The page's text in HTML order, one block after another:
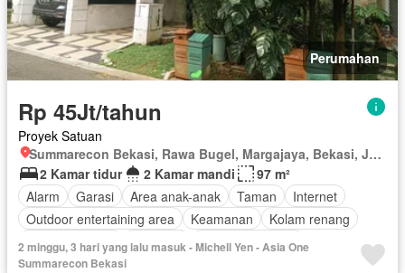
Perumahan
Rp 45Jt/tahun
Proyek Satuan
Summarecon Bekasi, Rawa Bugel, Margajaya, Bekasi, Jawa Barat
2 Kamar tidur
2 Kamar mandi
97 m²
Alarm
Garasi Area anak-anak Taman
Internet
Outdoor entertaining area
Keamanan
Kolam renang
Lapangan tenis
Halaman Tanpa perabotan
2 minggu, 3 hari yang lalu masuk - Michell Yen - Asia One
Summarecon Bekasi